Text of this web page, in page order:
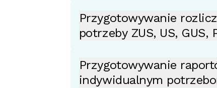
Przygotowywanie
potrzeby ZUS, US, GUS,
Przygotowywanie
indywidualnym